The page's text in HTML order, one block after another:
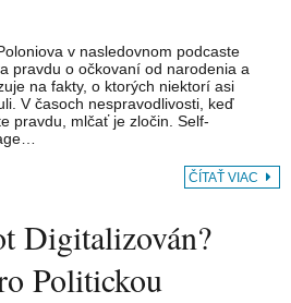
v nasledovnom podcaste
pravdu o očkovaní od narodenia a
na fakty, o ktorých niektorí asi
V časoch nespravodlivosti, keď
pravdu, mlčať je zločin. Self-
ČÍTAŤ VIAC
Digitalizován?
Politickou